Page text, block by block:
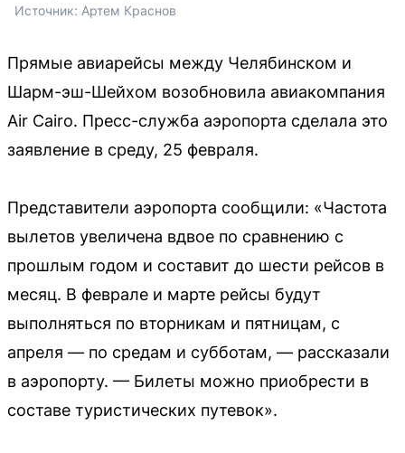
Источник: Артем Краснов
Прямые авиарейсы между Челябинском и
Шарм-эш-Шейхом возобновила авиакомпания
Air Cairo. Пресс-служба аэропорта сделала это
заявление в среду, 25 февраля.
Представители аэропорта сообщили: «Частота
вылетов увеличена вдвое по сравнению с
прошлым годом и составит до шести рейсов в
месяц. В феврале и марте рейсы будут
выполняться по вторникам и пятницам, с
апреля — по средам и субботам, — рассказали
в аэропорту. — Билеты можно приобрести в
составе туристических путевок».